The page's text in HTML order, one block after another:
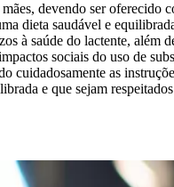
devendo ser oferecido
dieta saudável e
à saúde do lactente, além
sociais do uso de
cuidadosamente as
e que sejam